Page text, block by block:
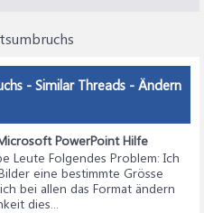
- Similar Threads - Ändern
PowerPoint Hilfe
Leute Folgendes Problem: Ich
eine bestimmte Grösse
bei allen das Format ändern
dies...